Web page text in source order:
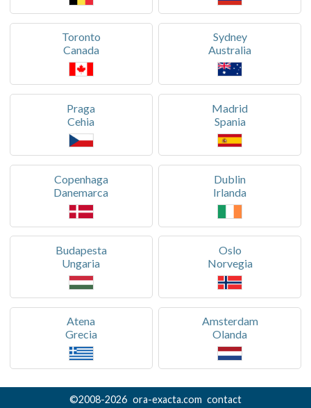
Toronto
Canada
Sydney
Australia
Praga
Cehia
Madrid
Spania
Copenhaga
Danemarca
Dublin
Irlanda
Budapesta
Ungaria
Oslo
Norvegia
Atena
Grecia
Amsterdam
Olanda
©2008-2026 ora-exacta.com contact